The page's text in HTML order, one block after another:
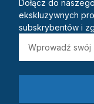
Dołącz do
ekskluzywnych
subskrybentów i